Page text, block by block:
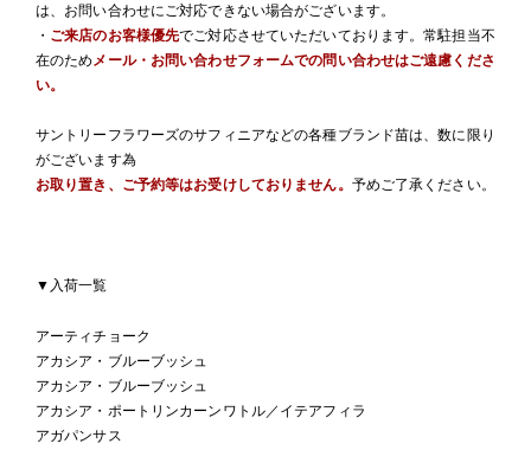
は、お問い合わせにご対応できない場合がございます。
・ ご来店のお客様優先でご対応させていただいております。常駐担当不
在のため メール・お問い合わせフォームでの問い合わせはご遠慮くださ
い。
サントリーフラワーズのサフィニアなどの各種ブランド苗は、数に限り
がございます為
お取り置き、ご予約等はお受けしておりません。 予めご了承ください。
▼入荷一覧
アーティチョーク
アカシア・ブルーブッシュ
アカシア・ブルーブッシュ
アカシア・ポートリンカーンワトル／イテアフィラ
アガパンサス